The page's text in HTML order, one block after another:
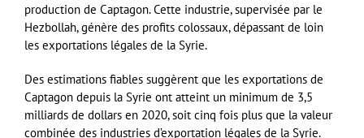
production de Captagon. Cette industrie, supervisée par le
Hezbollah, génère des profits colossaux, dépassant de loin
les exportations légales de la Syrie.
Des estimations fiables suggèrent que les exportations de
Captagon depuis la Syrie ont atteint un minimum de 3,5
milliards de dollars en 2020, soit cinq fois plus que la valeur
combinée des industries d’exportation légales de la Syrie.